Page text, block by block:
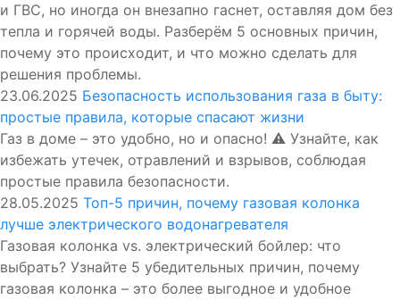
и ГВС, но иногда он внезапно гаснет, оставляя дом без
тепла и горячей воды. Разберём 5 основных причин,
почему это происходит, и что можно сделать для
решения проблемы.
23.06.2025 Безопасность использования газа в быту:
простые правила, которые спасают жизни
Газ в доме – это удобно, но и опасно! ⚠️ Узнайте, как
избежать утечек, отравлений и взрывов, соблюдая
простые правила безопасности.
28.05.2025 Топ-5 причин, почему газовая колонка
лучше электрического водонагревателя
Газовая колонка vs. электрический бойлер: что
выбрать? Узнайте 5 убедительных причин, почему
газовая колонка – это более выгодное и удобное